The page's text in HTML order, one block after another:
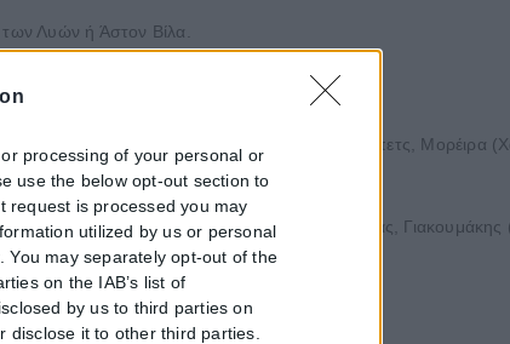
processing of your personal or
use the below opt-out section to
request is processed you may
utilized by us or personal
may separately opt-out of the
on the IAB’s list of
by us to third parties on
disclose it to other third parties.
Λυών ή Άστον Βίλα.
87′), Μερά, Μόρτον (Τέσμαν 46′), Κάραμπετς, Μορέιρα
Τάισον (Ντεσπόντοφ 84′), Κωνσταντέλιας, Γιακουμάκης